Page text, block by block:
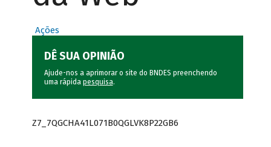
Ações
DÊ SUA OPINIÃO
Ajude-nos a aprimorar o site do BNDES preenchendo
uma rápida pesquisa.
Z7_7QGCHA41L071B0QGLVK8P22GB6